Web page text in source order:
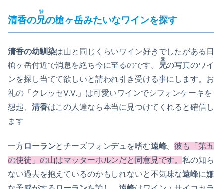
清香の兄
登
の槍ヶ岳みたいなワインを探す
清香の幼馴染は山と同じくらいワイン好きでしたがある日
槍ヶ岳付近で消息を絶ち今に至るのです。
兄
登
の写真のワイ
ンを探し当てて欲しいと請われ引き受ける事にします。お
礼の「クレッセV.V.」は可愛いワインでシフォンケーキを
想起、 清香はこの人達なら本当に見つけてくれると確信し
ます
一方ローランとチーズフォンデュを嗜む遠峰
彼も「第五
の使徒」の山はマッターホルンだと同意見です。 私の知ら
ない過去を抱えているのかもしれないと不気味な遠峰に嫌